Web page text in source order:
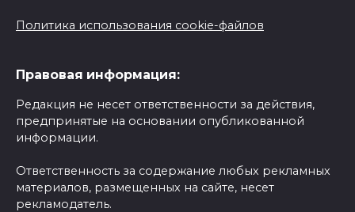
Политика использования cookie-файлов
Правовая информация:
Редакция не несет ответственности за действия,
предпринятые на основании опубликованной
информации.
Ответственность за содержание любых рекламных
материалов, размещенных на сайте, несет
рекламодатель.